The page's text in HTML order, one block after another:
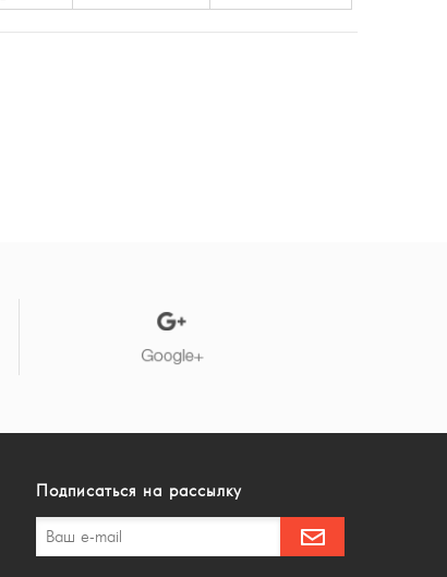
Подписаться на рассылку